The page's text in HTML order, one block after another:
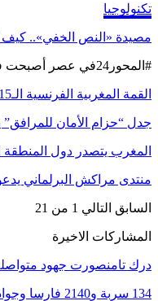
تكنولوجيا
مصيدة «النص الخفي».. كيف أسقط بروفيسور
#المحور24 ​في عصر أصبحت فيه النماذج اللغوية والأدوات الذكية رفيقاً دائماً للطلاب في القاعات الدراسية، أثبتت حيلة…
القمة المغربية الفرنسية الـ15: انطلاقة متجددة لشراكة إستراتيجية تتحدى…
جدل “حزام الأمان
المغرب يتصدر دول
منتدى مراكش البرلماني
السابق التالي 1 من 21
المشاركات الاخيرة
درك تامنصورت جهود
134 سربة و2140 فارسا وجوادا، أرقام قياسية ترفع حرارة…